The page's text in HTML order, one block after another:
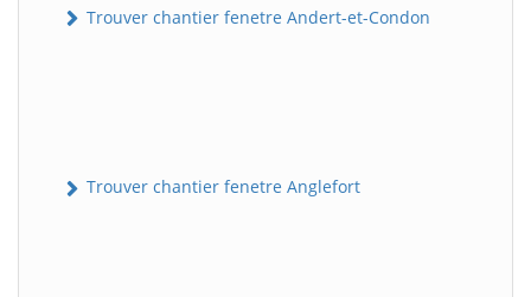
Trouver chantier fenetre Andert-et-Condon
Trouver chantier fenetre Anglefort